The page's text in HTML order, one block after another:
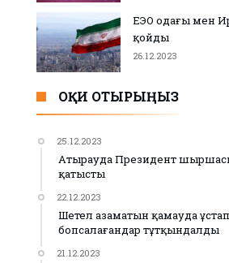
ЕЭО одағы мен
қойды
26.12.2023
ОҚИ ОТЫРЫҢЫЗ
25.12.2023
Атырауда Президент
қатысты
22.12.2023
Шетел азаматын қамауда
бопсалағандар тұтқындалды
21.12.2023